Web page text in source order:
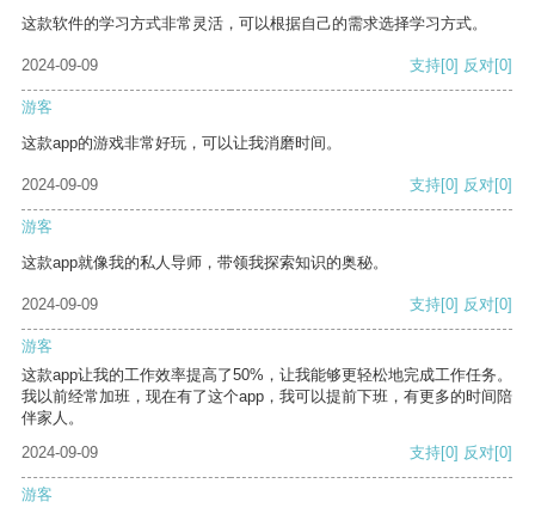
这款软件的学习方式非常灵活，可以根据自己的需求选择学习方式。
2024-09-09 支持[0] 反对[0]
游客
这款app的游戏非常好玩，可以让我消磨时间。
2024-09-09 支持[0] 反对[0]
游客
这款app就像我的私人导师，带领我探索知识的奥秘。
2024-09-09 支持[0] 反对[0]
游客
这款app让我的工作效率提高了50%，让我能够更轻松地完成工作任务。
我以前经常加班，现在有了这个app，我可以提前下班，有更多的时间陪
伴家人。
2024-09-09
支持[0] 反对[0]
游客